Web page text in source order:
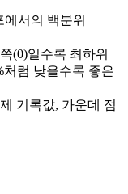
서의 백분위
(0)일수록 최하위
처럼 낮을수록 좋은
기록값, 가운데 점